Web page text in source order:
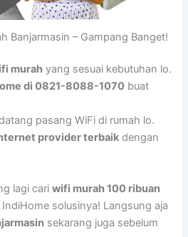
Banjarmasin – Gampang Banget!
murah yang sesuai kebutuhan lo.
di 0821-8088-1070 buat
pasang WiFi di rumah lo.
provider terbaik dengan
lagi cariwifi murah 100 ribuan
solusinya! Langsung aja
sekarang juga sebelum